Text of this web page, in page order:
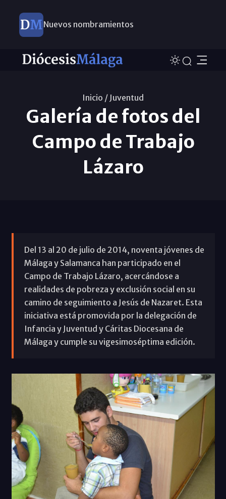
Nuevos nombramientos
Inicio / Juventud
Galería de fotos del
Campo de Trabajo
Lázaro
Del 13 al 20 de julio de 2014, noventa jóvenes de
Málaga y Salamanca han participado en el
Campo de Trabajo Lázaro, acercándose a
realidades de pobreza y exclusión social en su
camino de seguimiento a Jesús de Nazaret. Esta
iniciativa está promovida por la delegación de
Infancia y Juventud y Cáritas Diocesana de
Málaga y cumple su vigesimoséptima edición.